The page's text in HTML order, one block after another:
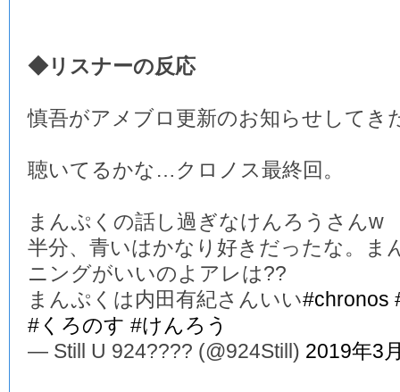
◆リスナーの反応
慎吾がアメブロ更新のお知らせしてき
聴いてるかな…クロノス最終回。
まんぷくの話し過ぎなけんろうさんw
半分、青いはかなり好きだったな。ま
ニングがいいのよアレは??
まんぷくは内田有紀さんいい#chronos
#くろのす #けんろう
— Still U 924???? (@924Still) 2019年3